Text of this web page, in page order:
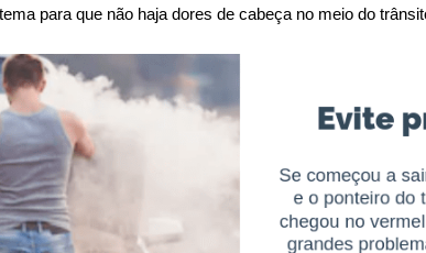
para que não haja dores de cabeça no meio do